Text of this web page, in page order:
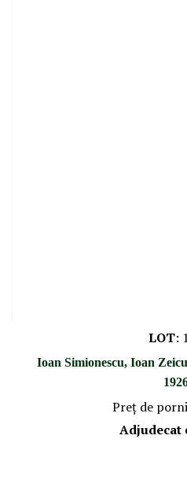
LOT:
Ioan Simionescu, Ioan
Preţ de
Adjudecat